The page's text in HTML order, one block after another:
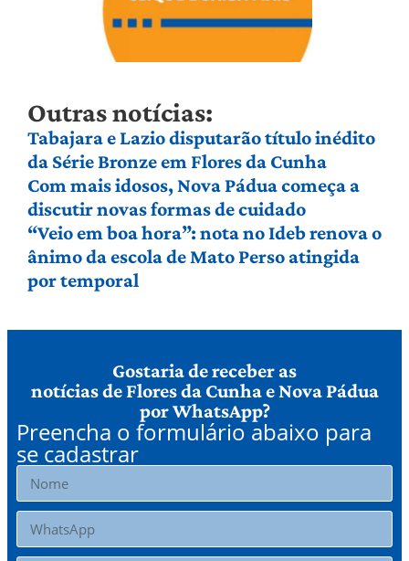
Outras notícias:
Tabajara e Lazio disputarão título inédito
da Série Bronze em Flores da Cunha
Com mais idosos, Nova Pádua começa a
discutir novas formas de cuidado
“Veio em boa hora”: nota no Ideb renova o
ânimo da escola de Mato Perso atingida
por temporal
Gostaria de receber as
notícias de Flores da Cunha e Nova Pádua
por WhatsApp?
Preencha o formulário abaixo para
se cadastrar